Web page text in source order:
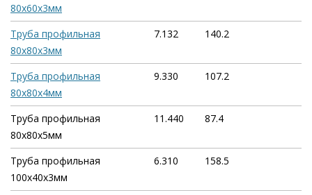
80х60х3мм
Труба профильная
80х80х3мм
7.132 140.2
Труба профильная
80х80х4мм
9.330 107.2
Труба профильная
80х80х5мм
11.440 87.4
Труба профильная
100х40х3мм
6.310 158.5